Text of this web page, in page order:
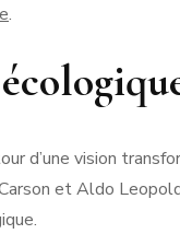
.
d’une vision
et Aldo